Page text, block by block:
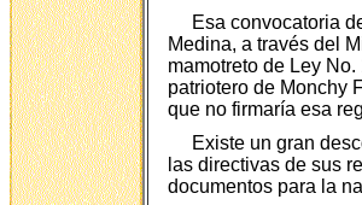
Esa convocatoria
Medina, a través del
mamotreto de Ley
patriotero de Monchy
que no firmaría esa
Existe un gran
las directivas de sus
documentos para la